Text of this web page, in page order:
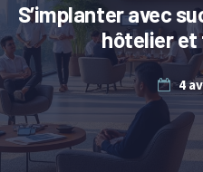
S’implanter avec
hôtelier
4